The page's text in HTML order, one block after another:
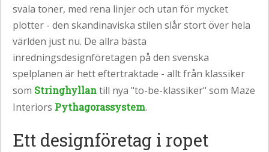
svala toner, med rena linjer och utan för mycket
plotter - den skandinaviska stilen slår stort över hela
världen just nu. De allra bästa
inredningsdesignföretagen på den svenska
spelplanen är hett eftertraktade - allt från klassiker
som Stringhyllantill nya "to-be-klassiker" som Maze
Interiors Pythagorassystem.
Ett designföretag i ropet